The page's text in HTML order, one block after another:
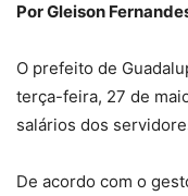
Por Gleison
O prefeito de
terça-feira, 27 de
salários dos
De acordo com o